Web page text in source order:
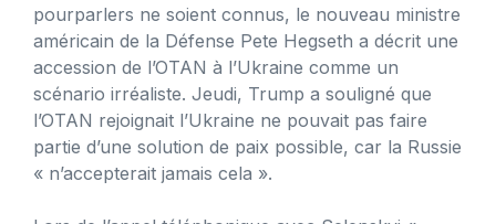
pourparlers ne soient connus, le nouveau ministre
américain de la Défense Pete Hegseth a décrit une
accession de l’OTAN à l’Ukraine comme un
scénario irréaliste. Jeudi, Trump a souligné que
l’OTAN rejoignait l’Ukraine ne pouvait pas faire
partie d’une solution de paix possible, car la Russie
« n’accepterait jamais cela ».